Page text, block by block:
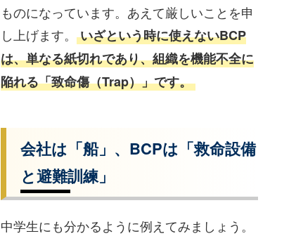
ものになっています。あえて厳しいことを申
し上げます。
いざという時に使えないBCP
は、単なる紙切れであり、組織を機能不全に
陥れる「致命傷（Trap）」です。
会社は「船」、BCPは「救命設備
と避難訓練」
中学生にも分かるように例えてみましょう。